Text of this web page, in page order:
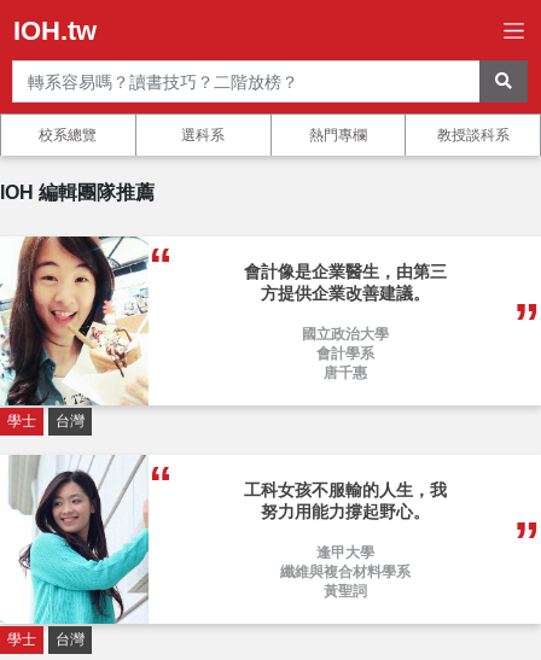
IOH.tw
校系總覽 選科系 熱門專欄 教授談科系
IOH 編輯團隊推薦
會計像是企業醫生，由第三
方提供企業改善建議。
國立政治大學
會計學系
唐千惠
學士 台灣
工科女孩不服輸的人生，我
努力用能力撐起野心。
逢甲大學
纖維與複合材料學系
黃聖詞
學士 台灣